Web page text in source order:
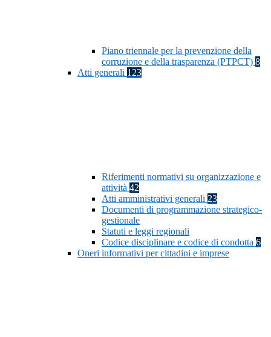
Piano triennale per la prevenzione della
corruzione e della trasparenza (PTPCT) 8
Atti generali 123
Riferimenti normativi su organizzazione e
attività 42
Atti amministrativi generali 23
Documenti di programmazione strategico-
gestionale
Statuti e leggi regionali
Codice disciplinare e codice di condotta 6
Oneri informativi per cittadini e imprese